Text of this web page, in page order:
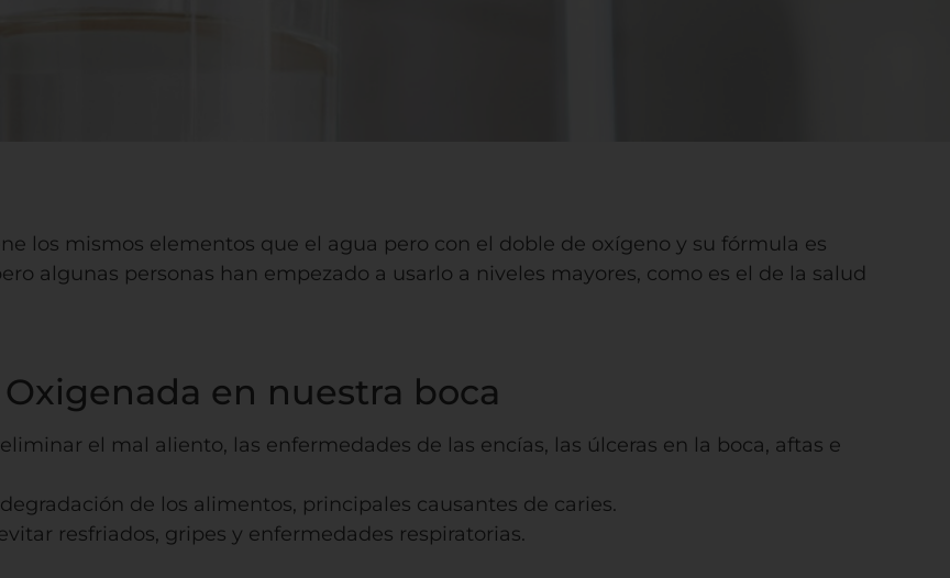
los mismos elementos que el agua pero con el doble de oxígeno y su fórmula es
algunas personas han empezado a usarlo a niveles mayores, como es el de la salud
en nuestra boca
el mal aliento, las enfermedades de las encías, las úlceras en la boca, aftas e
de los alimentos, principales causantes de caries.
resfriados, gripes y enfermedades respiratorias.